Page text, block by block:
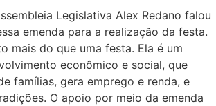
Legislativa Alex Redano falou
emenda para a realização da festa.
mais do que uma festa. Ela é um
econômico e social, que
famílias, gera emprego e renda, e
O apoio por meio da emenda